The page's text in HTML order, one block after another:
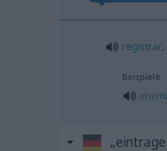
registrar,
Beispiele